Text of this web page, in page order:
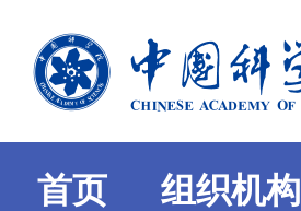
首页 组织机构